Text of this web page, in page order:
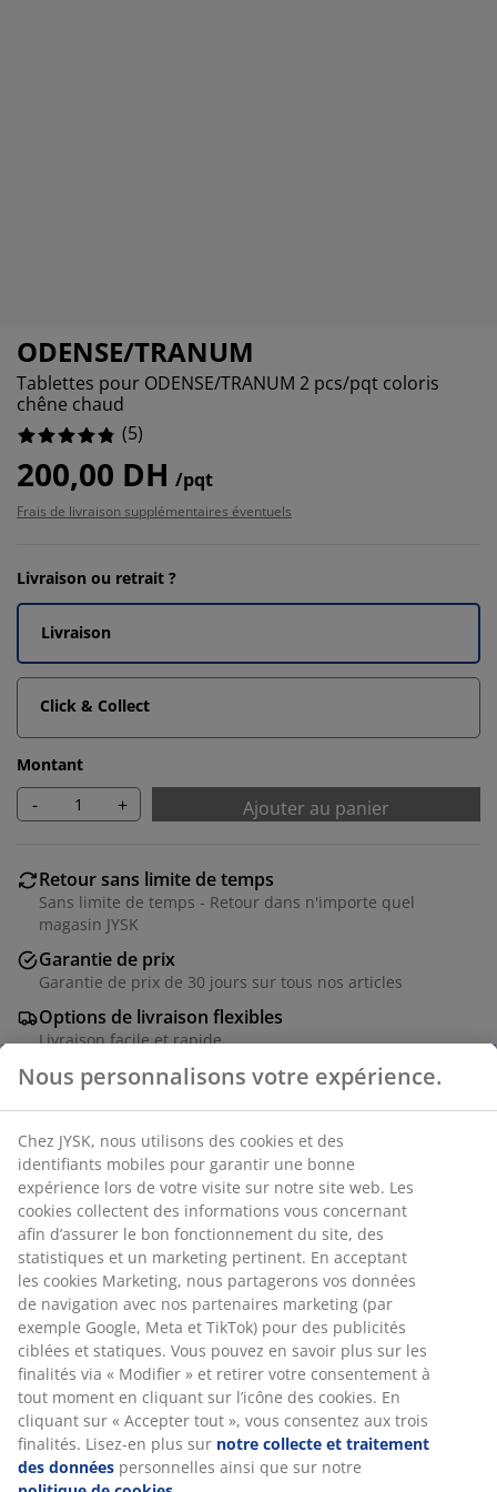
ODENSE/TRANUM
Tablettes pour ODENSE/TRANUM 2 pcs/pqt coloris
chêne chaud
(5)
200,00 DH /pqt
Frais de livraison supplémentaires éventuels
Livraison ou retrait ?
Livraison
Click & Collect
Montant
- + Ajouter au panier
Retour sans limite de temps
Sans limite de temps - Retour dans n'importe quel
magasin JYSK
Garantie de prix
Garantie de prix de 30 jours sur tous nos articles
Options de livraison flexibles
Livraison facile et rapide
Placage décoratif. l58 x H3 x P50 cm
RÉFÉRENCE: 3670589
Instruction de montage
Caractéristiques
Notes
(5)
Nous personnalisons votre expérience.
Chez JYSK, nous utilisons des cookies et des
identifiants mobiles pour garantir une bonne
expérience lors de votre visite sur notre site web. Les
cookies collectent des informations vous concernant
afin d’assurer le bon fonctionnement du site, des
statistiques et un marketing pertinent. En acceptant
les cookies Marketing, nous partagerons vos données
de navigation avec nos partenaires marketing (par
exemple Google, Meta et TikTok) pour des publicités
ciblées et statiques. Vous pouvez en savoir plus sur les
finalités via « Modifier » et retirer votre consentement à
tout moment en cliquant sur l’icône des cookies. En
cliquant sur « Accepter tout », vous consentez aux trois
finalités. Lisez-en plus sur notre collecte et traitement
des données personnelles ainsi que sur notre